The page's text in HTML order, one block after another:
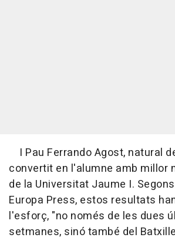
I Pau Ferrando Agost, natural
convertit en l'alumne amb millor
de la Universitat Jaume I.
Europa Press, estos resultats
l'esforç, "no només de les dues
setmanes, sinó també del